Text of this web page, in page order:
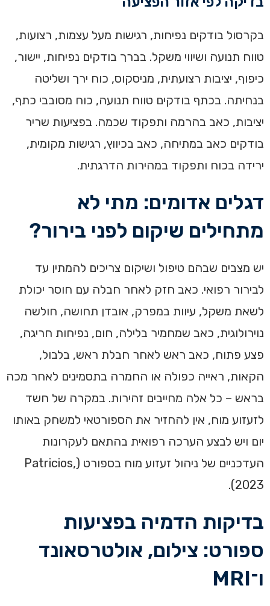
בקרסול בודקים נפיחות, רגישות מעל עצמות, רצועות,
טווח תנועה ושיווי משקל. בברך בודקים נפיחות, יישור,
כיפוף, יציבות רצועתית, מניסקוס, כוח ירך ושליטה
בנחיתה. בכתף בודקים טווח תנועה, כוח מסובבי כתף,
יציבות, כאב בהרמה ותפקוד שכמה. בפציעות שריר
בודקים כאב במתיחה, כאב בכיווץ, רגישות מקומית,
ירידה בכוח ותפקוד במהירות הדרגתית.
דגלים אדומים: מתי לא
מתחילים שיקום לפני בירור?
יש מצבים שבהם טיפול ושיקום צריכים להמתין עד
לבירור רפואי. כאב חזק לאחר חבלה עם חוסר יכולת
לשאת משקל, עיוות במפרק, אובדן תחושה, חולשה
נוירולוגית, כאב שמחמיר בלילה, חום, נפיחות חריגה,
פצע פתוח, כאב ראש לאחר חבלת ראש, בלבול,
הקאות, ראייה כפולה או החמרה בתסמינים לאחר מכה
בראש – כל אלה מחייבים זהירות. במקרה של חשד
לזעזוע מוח, אין להחזיר את הספורטאי למשחק באותו
יום ויש לבצע הערכה רפואית בהתאם לעקרונות
העדכניים של ניהול זעזוע מוח בספורט (Patricios,
2023).
בדיקות הדמיה בפציעות
ספורט: צילום, אולטרסאונד
ו־MRI